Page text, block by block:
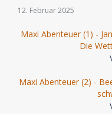
12. Februar 2025
Maxi Abenteuer (1) -
Die
Maxi Abenteuer (2) -